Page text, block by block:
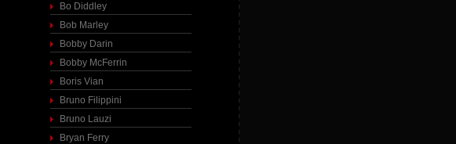
Bo Diddley
Bob Marley
Bobby Darin
Bobby McFerrin
Boris Vian
Bruno Filippini
Bruno Lauzi
Bryan Ferry